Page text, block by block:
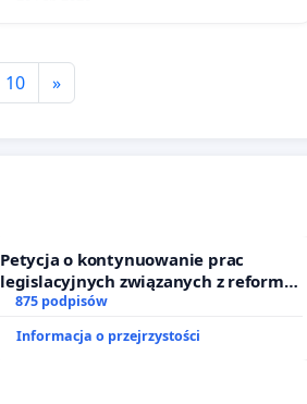
10 »
Petycja o kontynuowanie prac
legislacyjnych związanych z reformą
prawa rodzinnego
875 podpisów
Informacja o przejrzystości